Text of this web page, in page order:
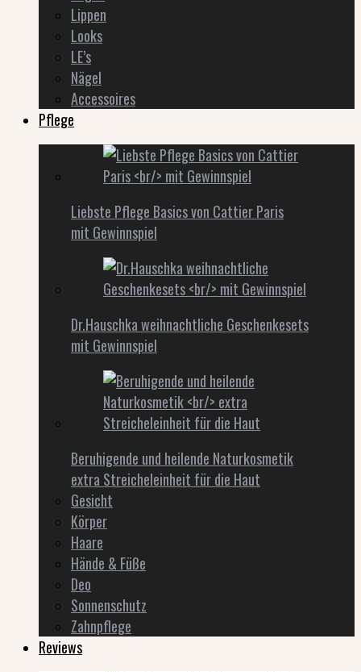
Lippen
Looks
LE’s
Nägel
Accessoires
Pflege
Liebste Pflege Basics von Cattier Paris
mit Gewinnspiel
Dr.Hauschka weihnachtliche Geschenkesets
mit Gewinnspiel
Beruhigende und heilende Naturkosmetik
extra Streicheleinheit für die Haut
Gesicht
Körper
Haare
Hände & Füße
Deo
Sonnenschutz
Zahnpflege
Reviews